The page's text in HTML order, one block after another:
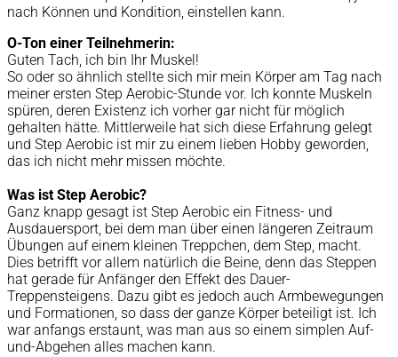
nach Können und Kondition, einstellen kann.
O-Ton einer Teilnehmerin:
Guten Tach, ich bin Ihr Muskel!
So oder so ähnlich stellte sich mir mein Körper am Tag nach
meiner ersten Step Aerobic-Stunde vor. Ich konnte Muskeln
spüren, deren Existenz ich vorher gar nicht für möglich
gehalten hätte. Mittlerweile hat sich diese Erfahrung gelegt
und Step Aerobic ist mir zu einem lieben Hobby geworden,
das ich nicht mehr missen möchte.
Was ist Step Aerobic?
Ganz knapp gesagt ist Step Aerobic ein Fitness- und
Ausdauersport, bei dem man über einen längeren Zeitraum
Übungen auf einem kleinen Treppchen, dem Step, macht.
Dies betrifft vor allem natürlich die Beine, denn das Steppen
hat gerade für Anfänger den Effekt des Dauer-
Treppensteigens. Dazu gibt es jedoch auch Armbewegungen
und Formationen, so dass der ganze Körper beteiligt ist. Ich
war anfangs erstaunt, was man aus so einem simplen Auf-
und-Abgehen alles machen kann.